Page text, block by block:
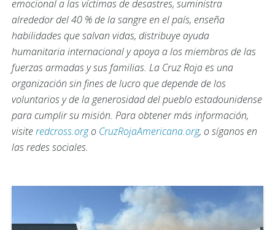
emocional a las víctimas de desastres, suministra
alrededor del 40 % de la sangre en el país, enseña
habilidades que salvan vidas, distribuye ayuda
humanitaria internacional y apoya a los miembros de las
fuerzas armadas y sus familias. La Cruz Roja es una
organización sin fines de lucro que depende de los
voluntarios y de la generosidad del pueblo estadounidense
para cumplir su misión. Para obtener más información,
visiteredcross.orgo CruzRojaAmericana.org, o síganos en
las redes sociales.